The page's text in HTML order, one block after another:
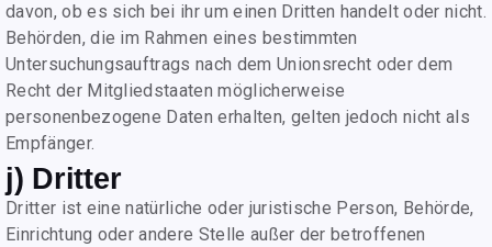
davon, ob es sich bei ihr um einen Dritten handelt oder nicht.
Behörden, die im Rahmen eines bestimmten
Untersuchungsauftrags nach dem Unionsrecht oder dem
Recht der Mitgliedstaaten möglicherweise
personenbezogene Daten erhalten, gelten jedoch nicht als
Empfänger.
j) Dritter
Dritter ist eine natürliche oder juristische Person, Behörde,
Einrichtung oder andere Stelle außer der betroffenen